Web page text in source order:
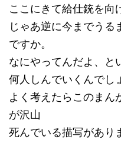
ここにきて給仕銃を向
じゃあ逆に今までうる
ですか。
なにやってんだよ、と
何人しんでいくんでし
よく考えたらこのまん
が沢山
死んでいる描写があり